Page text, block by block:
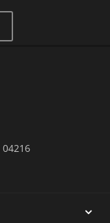
04216